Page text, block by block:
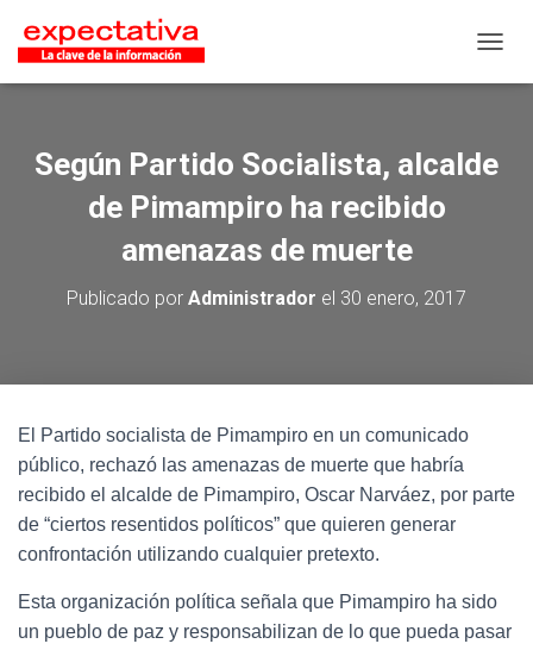
Según Partido Socialista, alcalde
de Pimampiro ha recibido
amenazas de muerte
Publicado por Administrador el 30 enero, 2017
El Partido socialista de Pimampiro en un comunicado
público, rechazó las amenazas de muerte que habría
recibido el alcalde de Pimampiro, Oscar Narváez, por parte
de “ciertos resentidos políticos” que quieren generar
confrontación utilizando cualquier pretexto.
Esta organización política señala que Pimampiro ha sido
un pueblo de paz y responsabilizan de lo que pueda pasar